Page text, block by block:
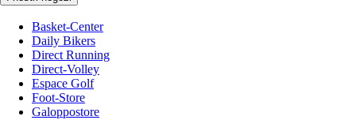
Basket-Center
Daily Bikers
Direct Running
Direct-Volley
Espace Golf
Foot-Store
Galoppostore